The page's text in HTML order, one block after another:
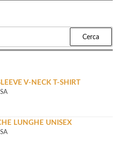
V-NECK T-SHIRT
LUNGHE UNISEX